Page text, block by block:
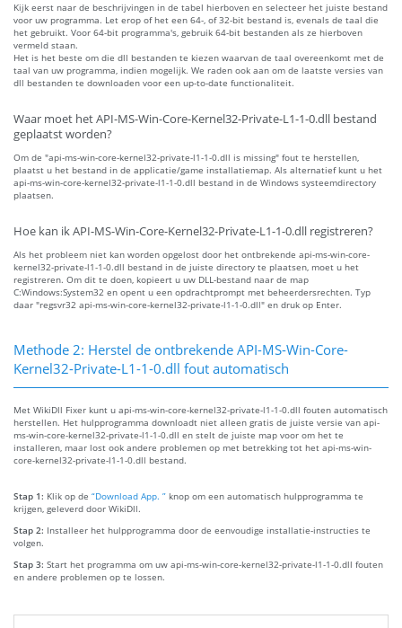
Kijk eerst naar de beschrijvingen in de tabel hierboven en selecteer het juiste bestand
voor uw programma. Let erop of het een 64-, of 32-bit bestand is, evenals de taal die
het gebruikt. Voor 64-bit programma's, gebruik 64-bit bestanden als ze hierboven
vermeld staan.
Het is het beste om die dll bestanden te kiezen waarvan de taal overeenkomt met de
taal van uw programma, indien mogelijk. We raden ook aan om de laatste versies van
dll bestanden te downloaden voor een up-to-date functionaliteit.
Waar moet het API-MS-Win-Core-Kernel32-Private-L1-1-0.dll bestand
geplaatst worden?
Om de "api-ms-win-core-kernel32-private-l1-1-0.dll is missing" fout te herstellen,
plaatst u het bestand in de applicatie/game installatiemap. Als alternatief kunt u het
api-ms-win-core-kernel32-private-l1-1-0.dll bestand in de Windows systeemdirectory
plaatsen.
Hoe kan ik API-MS-Win-Core-Kernel32-Private-L1-1-0.dll registreren?
Als het probleem niet kan worden opgelost door het ontbrekende api-ms-win-core-
kernel32-private-l1-1-0.dll bestand in de juiste directory te plaatsen, moet u het
registreren. Om dit te doen, kopieert u uw DLL-bestand naar de map
C:Windows:System32 en opent u een opdrachtprompt met beheerdersrechten. Typ
daar "regsvr32 api-ms-win-core-kernel32-private-l1-1-0.dll" en druk op Enter.
Methode 2: Herstel de ontbrekende API-MS-Win-Core-
Kernel32-Private-L1-1-0.dll fout automatisch
Met WikiDll Fixer kunt u api-ms-win-core-kernel32-private-l1-1-0.dll fouten automatisch
herstellen. Het hulpprogramma downloadt niet alleen gratis de juiste versie van api-
ms-win-core-kernel32-private-l1-1-0.dll en stelt de juiste map voor om het te
installeren, maar lost ook andere problemen op met betrekking tot het api-ms-win-
core-kernel32-private-l1-1-0.dll bestand.
Stap 1: Klik op de “Download App. ” knop om een automatisch hulpprogramma te
krijgen, geleverd door WikiDll.
Stap 2: Installeer het hulpprogramma door de eenvoudige installatie-instructies te
volgen.
Stap 3: Start het programma om uw api-ms-win-core-kernel32-private-l1-1-0.dll fouten
en andere problemen op te lossen.